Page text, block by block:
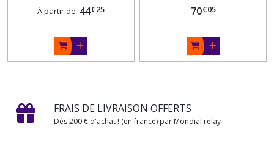
À partir de 44€25 70€05
FRAIS DE LIVRAISON OFFERTS
Dès 200 € d'achat ! (en france) par Mondial relay